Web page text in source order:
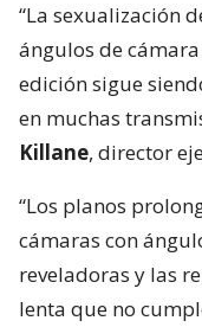
“La sexualización
ángulos de
edición sigue
en muchas
Killane, director
“Los planos
cámaras con
reveladoras y las
lenta que no